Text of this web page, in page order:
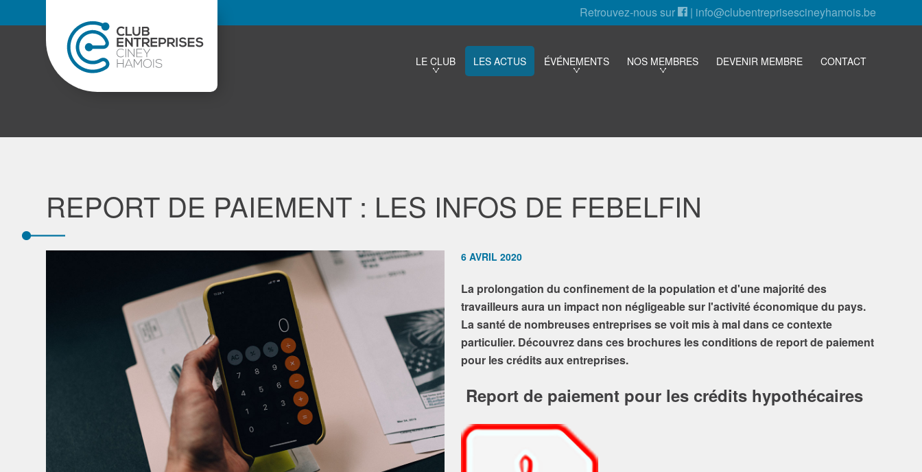
Retrouvez-nous sur | info@clubentreprisescineyhamois.be
LE CLUB LES ACTUS ÉVÉNEMENTS NOS MEMBRES DEVENIR MEMBRE CONTACT
REPORT DE PAIEMENT : LES INFOS DE FEBELFIN
6 AVRIL 2020
La prolongation du confinement de la population et d'une majorité des
travailleurs aura un impact non négligeable sur l'activité économique du pays.
La santé de nombreuses entreprises se voit mis à mal dans ce contexte
particulier. Découvrez dans ces brochures les conditions de report de paiement
pour les crédits aux entreprises.
Report de paiement pour les crédits hypothécaires